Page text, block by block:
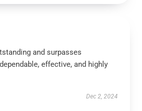
and surpasses
effective, and highly
Dec 2, 2024